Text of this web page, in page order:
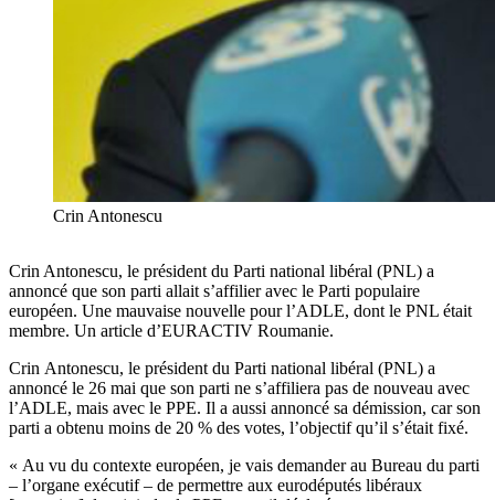
Crin Antonescu
Crin Antonescu, le président du Parti national libéral (PNL) a
annoncé que son parti allait s’affilier avec le Parti populaire
européen. Une mauvaise nouvelle pour l’ADLE, dont le PNL était
membre. Un article d’EURACTIV Roumanie.
Crin Antonescu, le président du Parti national libéral (PNL) a
annoncé le 26 mai que son parti ne s’affiliera pas de nouveau avec
l’ADLE, mais avec le PPE. Il a aussi annoncé sa démission, car son
parti a obtenu moins de 20 % des votes, l’objectif qu’il s’était fixé.
« Au vu du contexte européen, je vais demander au Bureau du parti
– l’organe exécutif – de permettre aux eurodéputés libéraux